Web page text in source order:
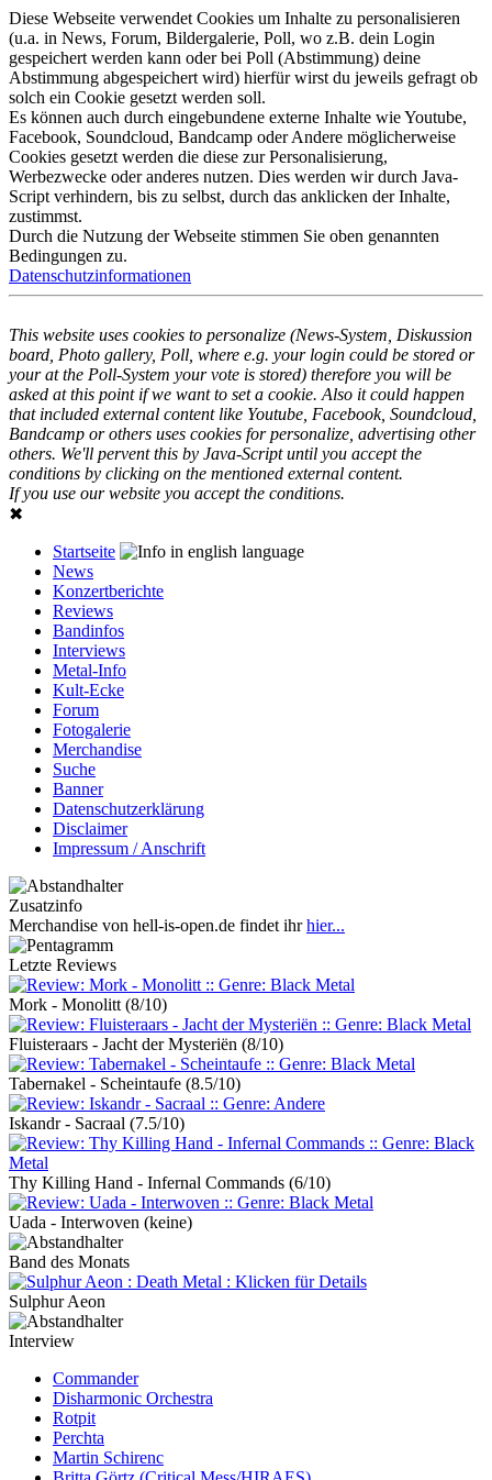
Diese Webseite verwendet Cookies um Inhalte zu personalisieren
(u.a. in News, Forum, Bildergalerie, Poll, wo z.B. dein Login
gespeichert werden kann oder bei Poll (Abstimmung) deine
Abstimmung abgespeichert wird) hierfür wirst du jeweils gefragt ob
solch ein Cookie gesetzt werden soll.
Es können auch durch eingebundene externe Inhalte wie Youtube,
Facebook, Soundcloud, Bandcamp oder Andere möglicherweise
Cookies gesetzt werden die diese zur Personalisierung,
Werbezwecke oder anderes nutzen. Dies werden wir durch Java-
Script verhindern, bis zu selbst, durch das anklicken der Inhalte,
zustimmst.
Durch die Nutzung der Webseite stimmen Sie oben genannten
Bedingungen zu.
Datenschutzinformationen
This website uses cookies to personalize (News-System, Diskussion
board, Photo gallery, Poll, where e.g. your login could be stored or
your at the Poll-System your vote is stored) therefore you will be
asked at this point if we want to set a cookie. Also it could happen
that included external content like Youtube, Facebook, Soundcloud,
Bandcamp or others uses cookies for personalize, advertising other
others. We'll pervent this by Java-Script until you accept the
conditions by clicking on the mentioned external content.
If you use our website you accept the conditions.
✖
Startseite
News
Konzertberichte
Reviews
Bandinfos
Interviews
Metal-Info
Kult-Ecke
Forum
Fotogalerie
Merchandise
Suche
Banner
Datenschutzerklärung
Disclaimer
Impressum / Anschrift
Zusatzinfo
Merchandise von hell-is-open.de findet ihrhier...
Letzte Reviews
Mork - Monolitt (8/10)
Fluisteraars - Jacht der Mysteriën (8/10)
Tabernakel - Scheintaufe (8.5/10)
Iskandr - Sacraal (7.5/10)
Thy Killing Hand - Infernal Commands (6/10)
Uada - Interwoven (keine)
Band des Monats
Sulphur Aeon
Interview
Commander
Disharmonic Orchestra
Rotpit
Perchta
Martin Schirenc